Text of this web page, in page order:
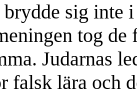
brydde sig inte
tog
Judarnas
falsk lära och